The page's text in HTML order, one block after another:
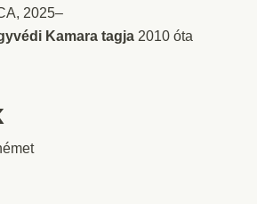
2025–
Kamara tagja2010 óta